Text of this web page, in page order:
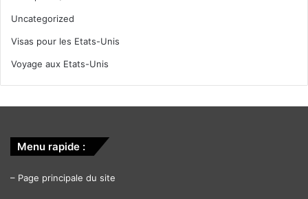
Uncategorized
Visas pour les Etats-Unis
Voyage aux Etats-Unis
Menu rapide :
– Page principale du site